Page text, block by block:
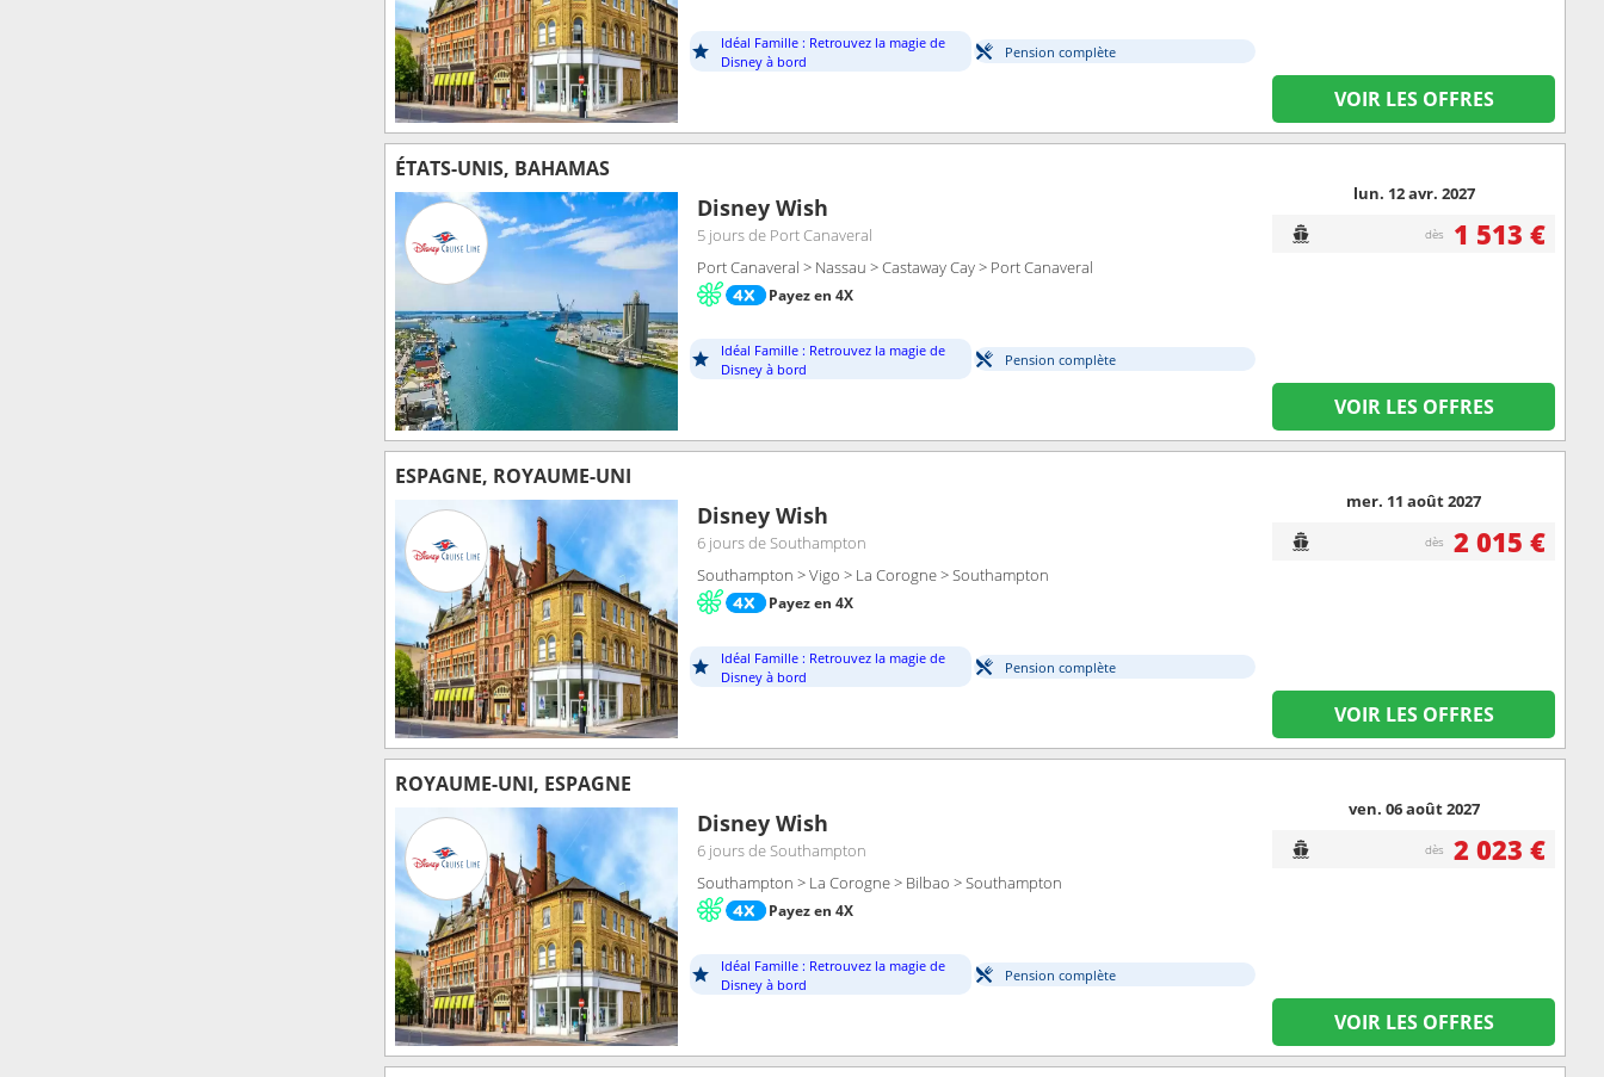
Idéal Famille : Retrouvez la magie de
Disney à bord
Pension complète
VOIR LES OFFRES
ÉTATS-UNIS, BAHAMAS
Disney Wish
5 joursde Port Canaveral
Port Canaveral > Nassau > Castaway Cay > Port Canaveral
Payez en 4X
Idéal Famille : Retrouvez la magie de
Disney à bord
Pension complète
lun. 12 avr. 2027
dès 1 513 €
VOIR LES OFFRES
ESPAGNE, ROYAUME-UNI
Disney Wish
6 joursde Southampton
Southampton > Vigo > La Corogne > Southampton
Payez en 4X
Idéal Famille : Retrouvez la magie de
Disney à bord
Pension complète
mer. 11 août 2027
dès 2 015 €
VOIR LES OFFRES
ROYAUME-UNI, ESPAGNE
Disney Wish
6 joursde Southampton
Southampton > La Corogne > Bilbao > Southampton
Payez en 4X
Idéal Famille : Retrouvez la magie de
Disney à bord
Pension complète
ven. 06 août 2027
dès 2 023 €
VOIR LES OFFRES